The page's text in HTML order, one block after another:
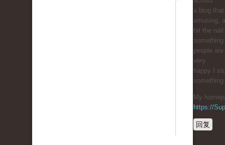
a blog
amusing,
hit the
people
very
happy I
My
https://
回复